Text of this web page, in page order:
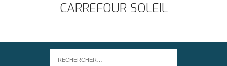
CARREFOUR SOLEIL